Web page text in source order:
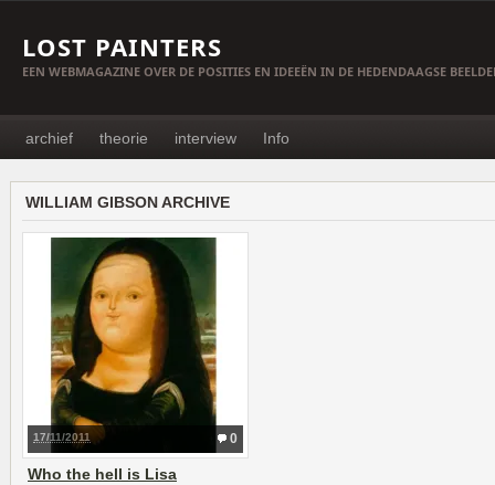
LOST PAINTERS
EEN WEBMAGAZINE OVER DE POSITIES EN IDEEËN IN DE HEDENDAAGSE
archief theorie interview Info
WILLIAM GIBSON ARCHIVE
0
17/11/2011
Who the hell is Lisa